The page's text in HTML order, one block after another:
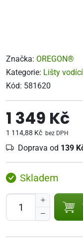
Značka: OREGON®
Kategorie: Lišty vodící
Kód: 581620
1 349 Kč
1 114,88 Kč bez DPH
Doprava od 139
Skladem